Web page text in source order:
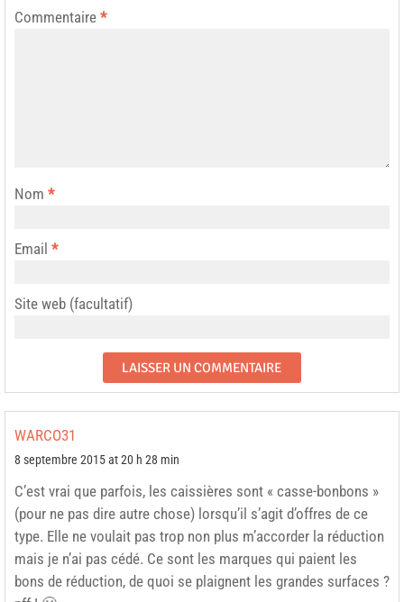
Commentaire *
Nom *
Email *
Site web (facultatif)
WARCO31
8 septembre 2015 at 20 h 28 min
C’est vrai que parfois, les caissières sont « casse-bonbons »
(pour ne pas dire autre chose) lorsqu’il s’agit d’offres de ce
type. Elle ne voulait pas trop non plus m’accorder la réduction
mais je n’ai pas cédé. Ce sont les marques qui paient les
bons de réduction, de quoi se plaignent les grandes surfaces ?